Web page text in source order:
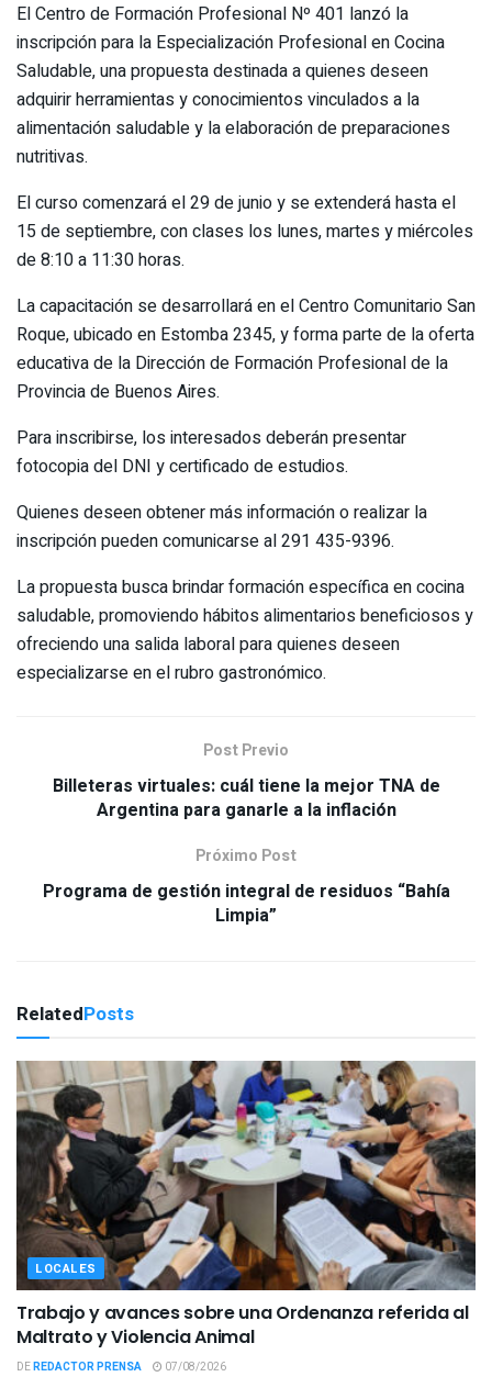
El Centro de Formación Profesional Nº 401 lanzó la
inscripción para la Especialización Profesional en Cocina
Saludable, una propuesta destinada a quienes deseen
adquirir herramientas y conocimientos vinculados a la
alimentación saludable y la elaboración de preparaciones
nutritivas.
El curso comenzará el 29 de junio y se extenderá hasta el
15 de septiembre, con clases los lunes, martes y miércoles
de 8:10 a 11:30 horas.
La capacitación se desarrollará en el Centro Comunitario San
Roque, ubicado en Estomba 2345, y forma parte de la oferta
educativa de la Dirección de Formación Profesional de la
Provincia de Buenos Aires.
Para inscribirse, los interesados deberán presentar
fotocopia del DNI y certificado de estudios.
Quienes deseen obtener más información o realizar la
inscripción pueden comunicarse al 291 435-9396.
La propuesta busca brindar formación específica en cocina
saludable, promoviendo hábitos alimentarios beneficiosos y
ofreciendo una salida laboral para quienes deseen
especializarse en el rubro gastronómico.
Post Previo
Billeteras virtuales: cuál tiene la mejor TNA de
Argentina para ganarle a la inflación
Próximo Post
Programa de gestión integral de residuos “Bahía
Limpia”
RelatedPosts
LOCALES
Trabajo y avances sobre una Ordenanza referida al
Maltrato y Violencia Animal
DEREDACTOR PRENSA 07/08/2026